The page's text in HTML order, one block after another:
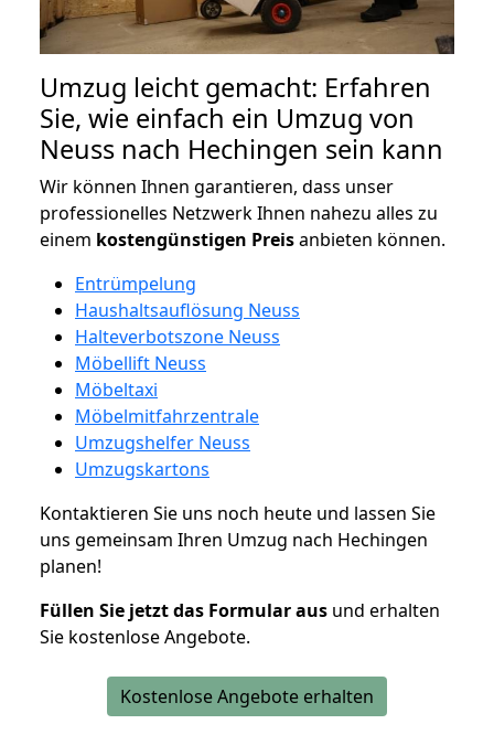
Umzug leicht gemacht: Erfahren
Sie, wie einfach ein Umzug von
Neuss nach Hechingen sein kann
Wir können Ihnen garantieren, dass unser
professionelles Netzwerk Ihnen nahezu alles zu
einem kostengünstigen Preisanbieten können.
Entrümpelung
Haushaltsauflösung Neuss
Halteverbotszone Neuss
Möbellift Neuss
Möbeltaxi
Möbelmitfahrzentrale
Umzugshelfer Neuss
Umzugskartons
Kontaktieren Sie uns noch heute und lassen Sie
uns gemeinsam Ihren Umzug nach Hechingen
planen!
Füllen Sie jetzt das Formular aus und erhalten
Sie kostenlose Angebote.
Kostenlose Angebote erhalten